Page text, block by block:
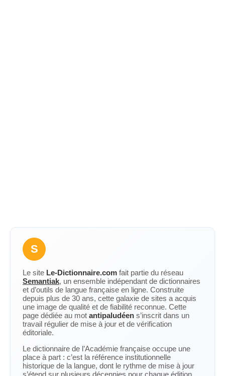
S
Le site Le-Dictionnaire.com fait partie du réseau
Semantiak, un ensemble indépendant de dictionnaires
et d’outils de langue française en ligne. Construite
depuis plus de 30 ans, cette galaxie de sites a acquis
une image de qualité et de fiabilité reconnue. Cette
page dédiée au mot antipaludéen s’inscrit dans un
travail régulier de mise à jour et de vérification
éditoriale.
Le dictionnaire de l’Académie française occupe une
place à part : c’est la référence institutionnelle
historique de la langue, dont le rythme de mise à jour
s’étend sur plusieurs décennies pour chaque édition.